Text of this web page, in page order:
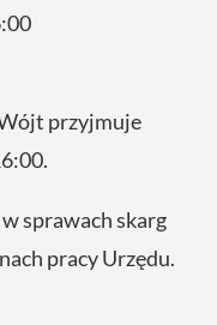
przyjmuje
sprawach skarg
pracy Urzędu.